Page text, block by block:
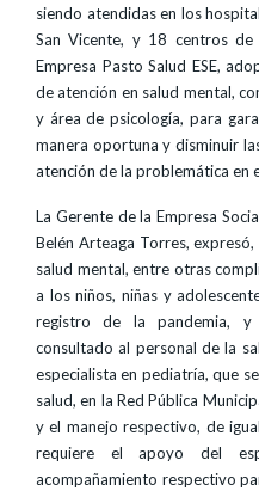
siendo atendidas en los
San Vicente, y 18 centros
Empresa Pasto Salud ESE,
de atención en salud mental,
y área de psicología, para
manera oportuna y disminuir
atención de la problemática en
La Gerente de la Empresa
Belén Arteaga Torres,
salud mental, entre otras
a los niños, niñas y
registro de la pandemia, y
consultado al personal de la
especialista en pediatría, que
salud, en la Red Pública
y el manejo respectivo, de
requiere el apoyo del
acompañamiento respectivo